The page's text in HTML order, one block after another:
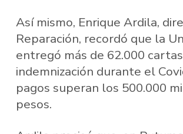
Así mismo, Enrique Ardila,
Reparación, recordó que la
entregó más de 62.000
indemnización durante el
pagos superan los 500.000
pesos.